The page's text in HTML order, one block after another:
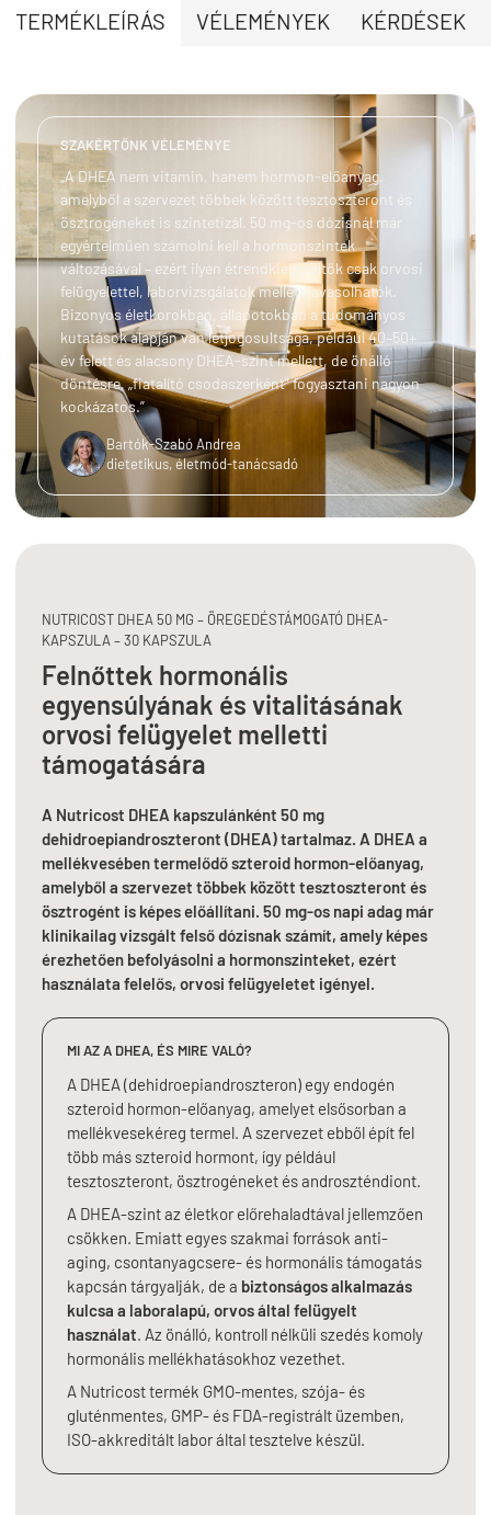
TERMÉKLEÍRÁS VÉLEMÉNYEK KÉRDÉSEK
SZAKÉRTŐNK VÉLEMÉNYE
„A DHEA nem vitamin, hanem hormon-előanyag,
amelyből a szervezet többek között tesztoszteront és
ösztrogéneket is szintetizál. 50 mg-os dózisnál már
egyértelműen számolni kell a hormonszintek
változásával – ezért ilyen étrendkiegészítők csak orvosi
felügyelettel, laborvizsgálatok mellett javasolhatók.
Bizonyos életkorokban, állapotokban a tudományos
kutatások alapján van létjogosultsága, például 40–50+
év felett és alacsony DHEA-szint mellett, de önálló
döntésre, „fiatalító csodaszerként” fogyasztani nagyon
kockázatos.”
Bartók-Szabó Andrea
dietetikus, életmód-tanácsadó
NUTRICOST DHEA 50 MG – ÖREGEDÉSTÁMOGATÓ DHEA-
KAPSZULA – 30 KAPSZULA
Felnőttek hormonális
egyensúlyának és vitalitásának
orvosi felügyelet melletti
támogatására
A Nutricost DHEA kapszulánként 50 mg
dehidroepiandroszteront (DHEA) tartalmaz. A DHEA a
mellékvesében termelődő szteroid hormon-előanyag,
amelyből a szervezet többek között tesztoszteront és
ösztrogént is képes előállítani. 50 mg-os napi adag már
klinikailag vizsgált felső dózisnak számít, amely képes
érezhetően befolyásolni a hormonszinteket, ezért
használata felelős, orvosi felügyeletet igényel.
MI AZ A DHEA, ÉS MIRE VALÓ?
A DHEA (dehidroepiandroszteron) egy endogén
szteroid hormon-előanyag, amelyet elsősorban a
mellékvesekéreg termel. A szervezet ebből épít fel
több más szteroid hormont, így például
tesztoszteront, ösztrogéneket és androszténdiont.
A DHEA-szint az életkor előrehaladtával jellemzően
csökken. Emiatt egyes szakmai források anti-
aging, csontanyagcsere- és hormonális támogatás
kapcsán tárgyalják, de a biztonságos alkalmazás
kulcsa a laboralapú, orvos által felügyelt
használat. Az önálló, kontroll nélküli szedés komoly
hormonális mellékhatásokhoz vezethet.
A Nutricost termék GMO-mentes, szója- és
gluténmentes, GMP- és FDA-registrált üzemben,
ISO-akkreditált labor által tesztelve készül.